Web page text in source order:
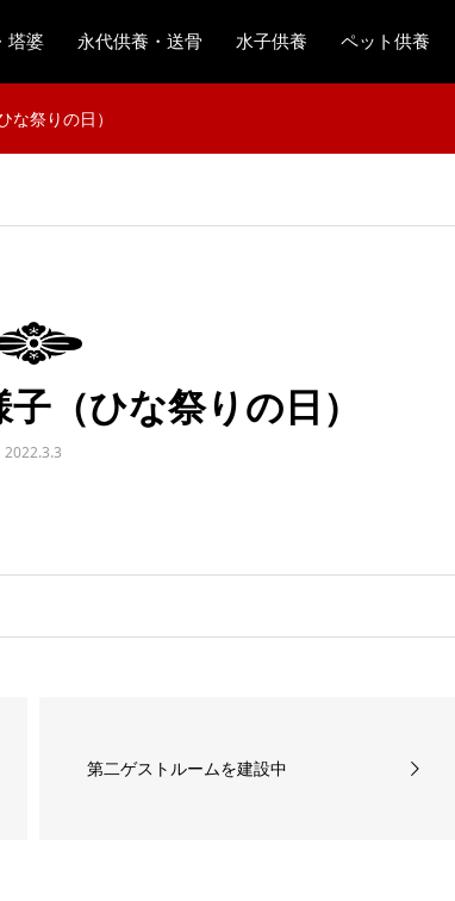
塔婆 永代供養・送骨 水子供養 ペット供養
な祭りの日）
（ひな祭りの日）
2022.3.3
第二ゲストルームを建設中